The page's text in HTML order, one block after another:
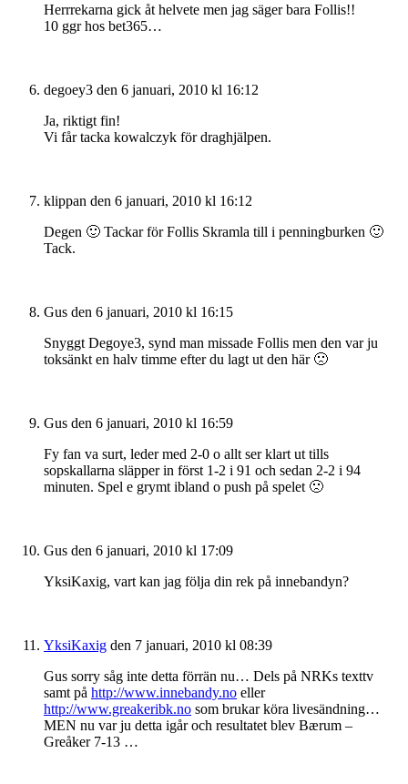
Herrrekarna gick åt helvete men jag säger bara Follis!!
10 ggr hos bet365…
degoey3 den 6 januari, 2010 kl 16:12
Ja, riktigt fin!
Vi får tacka kowalczyk för draghjälpen.
klippan den 6 januari, 2010 kl 16:12
Degen 🙂 Tackar för Follis Skramla till i penningburken 🙂
Tack.
Gus den 6 januari, 2010 kl 16:15
Snyggt Degoye3, synd man missade Follis men den var ju
toksänkt en halv timme efter du lagt ut den här 🙁
Gus den 6 januari, 2010 kl 16:59
Fy fan va surt, leder med 2-0 o allt ser klart ut tills
sopskallarna släpper in först 1-2 i 91 och sedan 2-2 i 94
minuten. Spel e grymt ibland o push på spelet 🙁
Gus den 6 januari, 2010 kl 17:09
YksiKaxig, vart kan jag följa din rek på innebandyn?
YksiKaxig den 7 januari, 2010 kl 08:39
Gus sorry såg inte detta förrän nu… Dels på NRKs texttv
samt på http://www.innebandy.no eller
http://www.greakeribk.no som brukar köra livesändning…
MEN nu var ju detta igår och resultatet blev Bærum –
Greåker 7-13 …